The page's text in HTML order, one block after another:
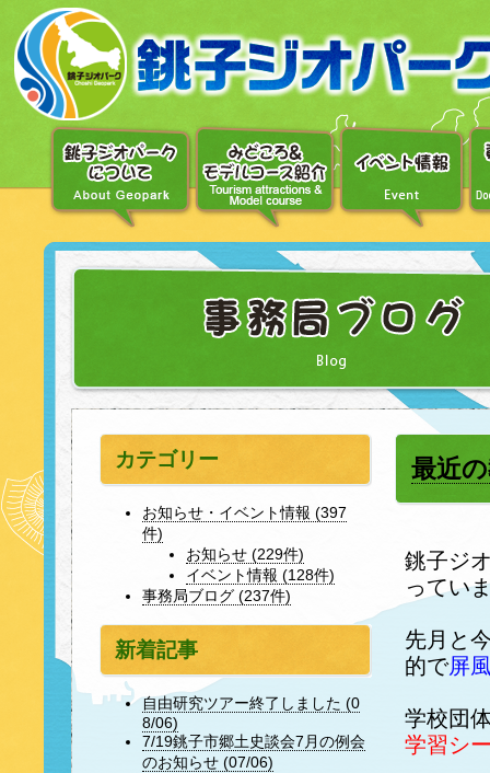
ュ
ー
最近
銚子ジ
ってい
先月と
的で屏
学校団
学習シ
カテゴリー
お知らせ・イベント情報 (397
件)
お知らせ (229件)
イベント情報 (128件)
事務局ブログ (237件)
新着記事
自由研究ツアー終了しました (0
8/06)
7/19銚子市郷土史談会7月の例会
のお知らせ (07/06)